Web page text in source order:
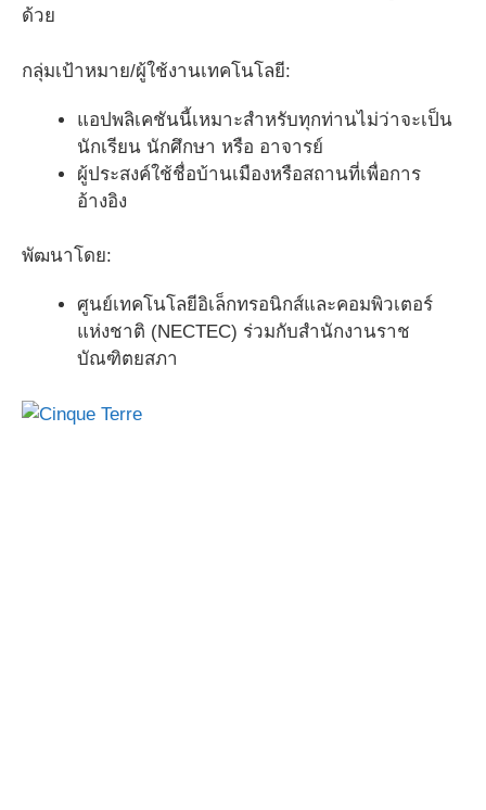
ด้วย
กลุ่มเป้าหมาย/ผู้ใช้งานเทคโนโลยี:
แอปพลิเคชันนี้เหมาะสำหรับทุกท่านไม่ว่าจะเป็น
นักเรียน นักศึกษา หรือ อาจารย์
ผู้ประสงค์ใช้ชื่อบ้านเมืองหรือสถานที่เพื่อการ
อ้างอิง
พัฒนาโดย:
ศูนย์เทคโนโลยีอิเล็กทรอนิกส์และคอมพิวเตอร์
แห่งชาติ (NECTEC) ร่วมกับสำนักงานราช
บัณฑิตยสภา